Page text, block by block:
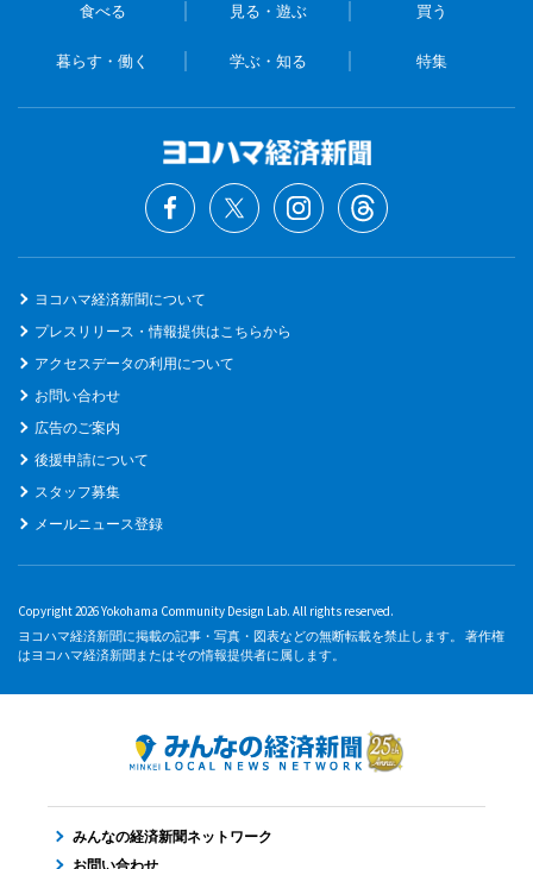
食べる 見る・遊ぶ 買う
暮らす・働く 学ぶ・知る 特集
ヨコハマ経済新聞について
プレスリリース・情報提供はこちらから
アクセスデータの利用について
お問い合わせ
広告のご案内
後援申請について
スタッフ募集
メールニュース登録
Copyright 2026 Yokohama Community Design Lab. All rights reserved.
ヨコハマ経済新聞に掲載の記事・写真・図表などの無断転載を禁止します。 著作権
はヨコハマ経済新聞またはその情報提供者に属します。
みんなの経済新聞ネットワーク
お問い合わせ